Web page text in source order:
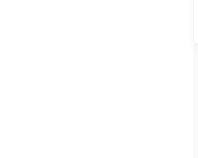
которые
и навыки.
атласом и
как на уроке,
7